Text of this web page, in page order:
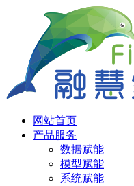
网站首页
产品服务
数据赋能
模型赋能
系统赋能